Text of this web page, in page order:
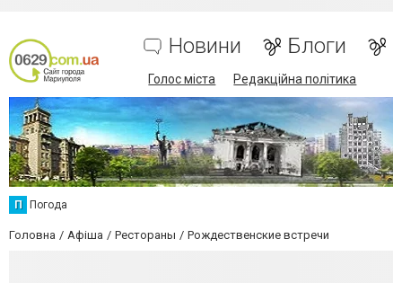
Новини Блоги
Голос міста Редакційна політика
П Погода
Головна Афіша Рестораны Рождественские встречи